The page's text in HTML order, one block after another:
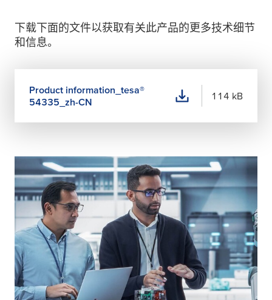
下载下面的文件以获取有关此产品的更多技术细节
和信息。
Product information_ tesa®
54335_zh-CN
114 kB